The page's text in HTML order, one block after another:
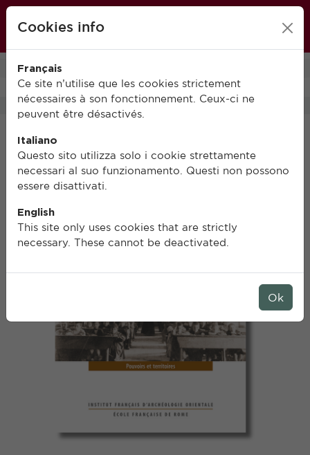
Cookies info
Français
Ce site n’utilise que les cookies strictement
nécessaires à son fonctionnement. Ceux-ci ne
peuvent être désactivés.
Italiano
Questo sito utilizza solo i cookie strettamente
necessari al suo funzionamento. Questi non possono
essere disattivati.
English
This site only uses cookies that are strictly
necessary. These cannot be deactivated.
Ok